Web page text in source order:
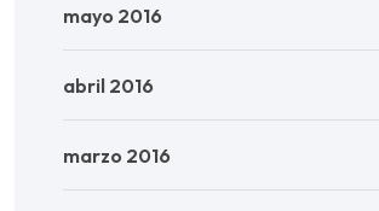
mayo 2016
abril 2016
marzo 2016